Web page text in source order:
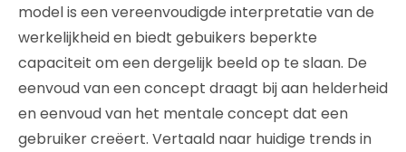
model is een vereenvoudigde interpretatie van de
werkelijkheid en biedt gebuikers beperkte
capaciteit om een dergelijk beeld op te slaan. De
eenvoud van een concept draagt bij aan helderheid
en eenvoud van het mentale concept dat een
gebruiker creëert. Vertaald naar huidige trends in